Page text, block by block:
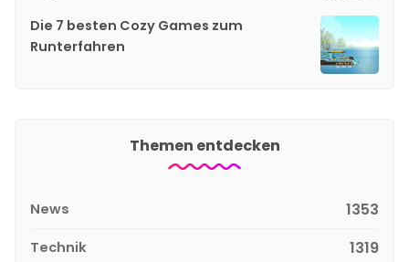
Die 7 besten Cozy Games zum
Runterfahren
Themen entdecken
News 1353
Technik 1319